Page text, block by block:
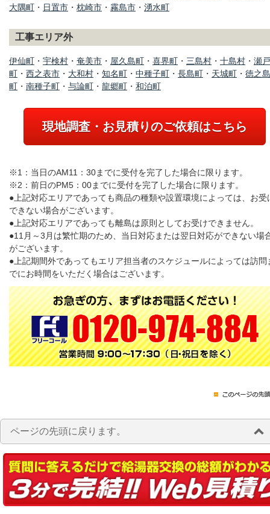
大隅町 ・ 日置市 ・ 枕崎市 ・ 霧島市 ・ 湧水町
工事エリア外
伊仙町 ・ 宇検村 ・ 奄美市 ・ 屋久島町 ・ 喜界町 ・ 三島村 ・ 十島村 ・ 瀬
町 ・ 西之表市 ・ 大和村 ・ 知名町 ・ 中種子町 ・ 長島町 ・ 天城町 ・ 徳之島
町 ・ 南種子町 ・ 与論町 ・ 龍郷町 ・ 和泊町
現地調査・お見積りのご依頼はこちら
※1：当日のAM11：30までに受付を完了した場合に限ります。
※2：前日のPM5：00までに受付を完了した場合に限ります。
●上記対応エリアであっても商品の種類や設置環境によっては、お受
できない場合がございます。
●上記対応エリアであっても離島は原則としてお受けできません。
●11月～3月は繁忙期のため、当日対応または翌日対応ができない場
がございます。
●上記期間外であってもエリア担当者のスケジュールによっては訪問
でにお時間をいただく場合はございます。
ページの先頭に戻ります。